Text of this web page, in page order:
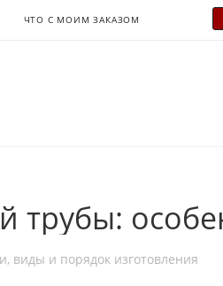
ЧТО С МОИМ ЗАКАЗОМ
трубы:
виды и порядок изготовления